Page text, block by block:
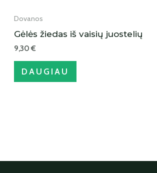
Dovanos
Gėlės žiedas iš vaisių juostelių
9,30€
DAUGIAU